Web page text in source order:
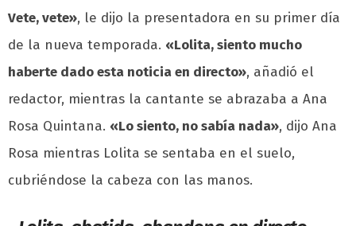
Vete, vete», le dijo la presentadora en su primer día
de la nueva temporada. «Lolita, siento mucho
haberte dado esta noticia en directo», añadió el
redactor, mientras la cantante se abrazaba a Ana
Rosa Quintana. «Lo siento, no sabía nada», dijo Ana
Rosa mientras Lolita se sentaba en el suelo,
cubriéndose la cabeza con las manos.